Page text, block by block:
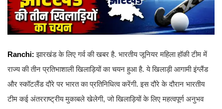
Ranchi:झारखंड के लिए गर्व की खबर है. भारतीय जूनियर महिला हॉकी टीम में
राज्य की तीन प्रतिभाशाली खिलाड़ियों का चयन हुआ है. ये खिलाड़ी आगामी इंग्लैंड
और स्कॉटलैंड दौरे पर भारत का प्रतिनिधित्व करेंगी. इस दौरे के दौरान भारतीय
टीम कई अंतरराष्ट्रीय मुकाबले खेलेगी, जो खिलाड़ियों के लिए महत्वपूर्ण अनुभव